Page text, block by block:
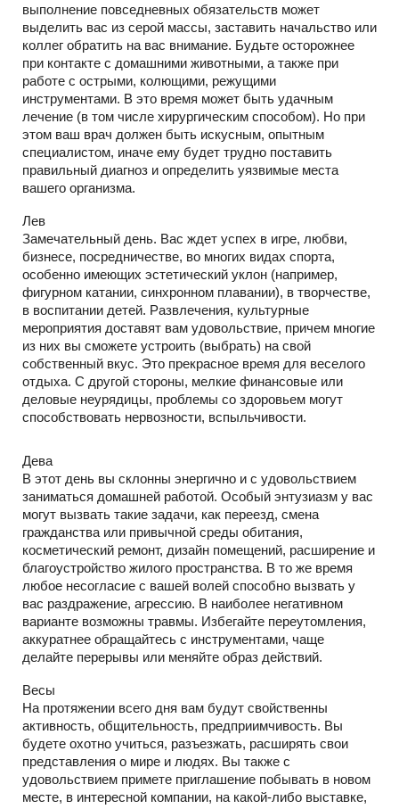
выполнение повседневных обязательств может
выделить вас из серой массы, заставить начальство или
коллег обратить на вас внимание. Будьте осторожнее
при контакте с домашними животными, а также при
работе с острыми, колющими, режущими
инструментами. В это время может быть удачным
лечение (в том числе хирургическим способом). Но при
этом ваш врач должен быть искусным, опытным
специалистом, иначе ему будет трудно поставить
правильный диагноз и определить уязвимые места
вашего организма.
Лев
Замечательный день. Вас ждет успех в игре, любви,
бизнесе, посредничестве, во многих видах спорта,
особенно имеющих эстетический уклон (например,
фигурном катании, синхронном плавании), в творчестве,
в воспитании детей. Развлечения, культурные
мероприятия доставят вам удовольствие, причем многие
из них вы сможете устроить (выбрать) на свой
собственный вкус. Это прекрасное время для веселого
отдыха. С другой стороны, мелкие финансовые или
деловые неурядицы, проблемы со здоровьем могут
способствовать нервозности, вспыльчивости.
Дева
В этот день вы склонны энергично и с удовольствием
заниматься домашней работой. Особый энтузиазм у вас
могут вызвать такие задачи, как переезд, смена
гражданства или привычной среды обитания,
косметический ремонт, дизайн помещений, расширение и
благоустройство жилого пространства. В то же время
любое несогласие с вашей волей способно вызвать у
вас раздражение, агрессию. В наиболее негативном
варианте возможны травмы. Избегайте переутомления,
аккуратнее обращайтесь с инструментами, чаще
делайте перерывы или меняйте образ действий.
Весы
На протяжении всего дня вам будут свойственны
активность, общительность, предприимчивость. Вы
будете охотно учиться, разъезжать, расширять свои
представления о мире и людях. Вы также с
удовольствием примете приглашение побывать в новом
месте, в интересной компании, на какой-либо выставке,